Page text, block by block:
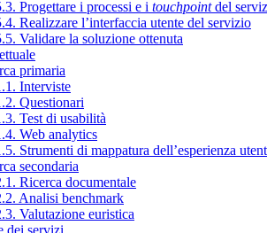
Progettare i processi e i touchpointdel
Realizzare l’interfaccia utente del servizio
Validare la soluzione ottenuta
primaria
Interviste
Questionari
Test di usabilità
Web analytics
Strumenti di mappatura dell’esperienza
secondaria
Ricerca documentale
Analisi benchmark
Valutazione euristica
dei servizi